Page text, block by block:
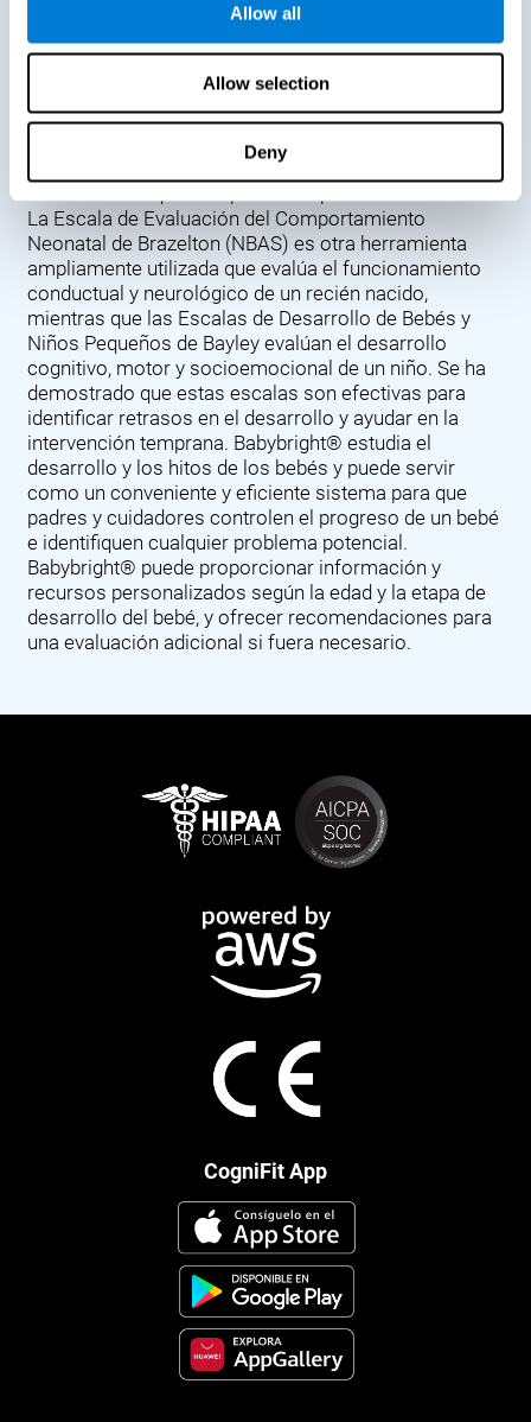
Allow all
Allow selection
Deny
demuestran la importancia de seguir los hitos de un
bebé. La Prueba de detección del desarrollo de Denver
desarrollo de un bebé en áreas clave como el
lenguaje, las habilidades motoras y la socialización.
Los Cuestionarios de Edades y Etapas (ASQ) evalúan
el desarrollo de un bebé a través de una serie de
La Escala de Evaluación del Comportamiento
Neonatal de Brazelton (NBAS) es otra herramienta
ampliamente utilizada que evalúa el funcionamiento
conductual y neurológico de un recién nacido,
mientras que las Escalas de Desarrollo de Bebés y
Niños Pequeños de Bayley evalúan el desarrollo
cognitivo, motor y socioemocional de un niño. Se ha
demostrado que estas escalas son efectivas para
identificar retrasos en el desarrollo y ayudar en la
intervención temprana. Babybright® estudia el
desarrollo y los hitos de los bebés y puede servir
como un conveniente y eficiente sistema para que
padres y cuidadores controlen el progreso de un bebé
e identifiquen cualquier problema potencial.
Babybright® puede proporcionar información y
recursos personalizados según la edad y la etapa de
desarrollo del bebé, y ofrecer recomendaciones para
una evaluación adicional si fuera necesario.
CogniFit App